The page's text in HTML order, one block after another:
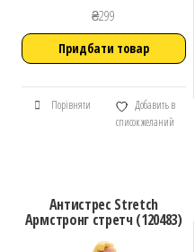
₴299
Придбати товар
Порівняти
Добавить в
список желаний
Антистрес Stretch
Армстронг стретч (120483)